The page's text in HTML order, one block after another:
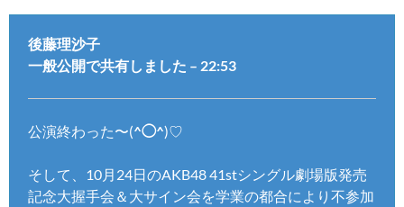
後藤理沙子
一般公開で共有しました – 22:53
公演終わった〜(^◯^)♡
そして、10月24日のAKB48 41stシングル劇場版発売
記念大握手会＆大サイン会を学業の都合により不参加